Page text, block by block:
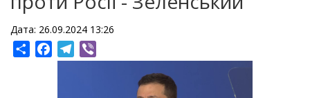
Дата: 26.09.2024 13:26
ShareFacebookTelegram